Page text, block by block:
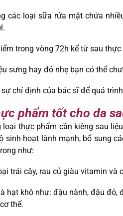
các loại sữa rửa mặt chứa
trong vòng 72h kể từ sau thực
sưng hay đỏ nhẹ bạn có thể
chỉ định của bác sĩ để quá
phẩm tốt cho da
loại thực phẩm cần kiêng sau
sinh hoạt lành mạnh, bổ sung
như:
trái cây, rau củ giàu vitamin và
hạt khô như: đậu nành, đậu
thể.